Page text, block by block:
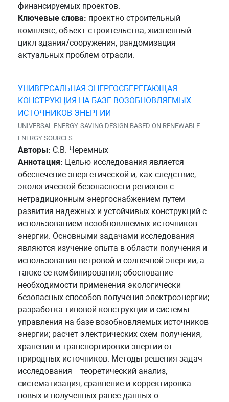
финансируемых проектов.
Ключевые слова: проектно-строительный
комплекс, объект строительства, жизненный
цикл здания/сооружения, рандомизация
актуальных проблем отрасли.
УНИВЕРСАЛЬНАЯ ЭНЕРГОСБЕРЕГАЮЩАЯ
КОНСТРУКЦИЯ НА БАЗЕ ВОЗОБНОВЛЯЕМЫХ
ИСТОЧНИКОВ ЭНЕРГИИ
UNIVERSAL ENERGY-SAVING DESIGN BASED ON RENEWABLE
ENERGY SOURCES
Авторы: С.В. Черемных
Аннотация: Целью исследования является
обеспечение энергетической и, как следствие,
экологической безопасности регионов с
нетрадиционным энергоснабжением путем
развития надежных и устойчивых конструкций с
использованием возобновляемых источников
энергии. Основными задачами исследования
являются изучение опыта в области получения и
использования ветровой и солнечной энергии, а
также ее комбинирования; обоснование
необходимости применения экологически
безопасных способов получения электроэнергии;
разработка типовой конструкции и системы
управления на базе возобновляемых источников
энергии; расчет электрических схем получения,
хранения и транспортировки энергии от
природных источников. Методы решения задач
исследования – теоретический анализ,
систематизация, сравнение и корректировка
новых и полученных ранее данных о